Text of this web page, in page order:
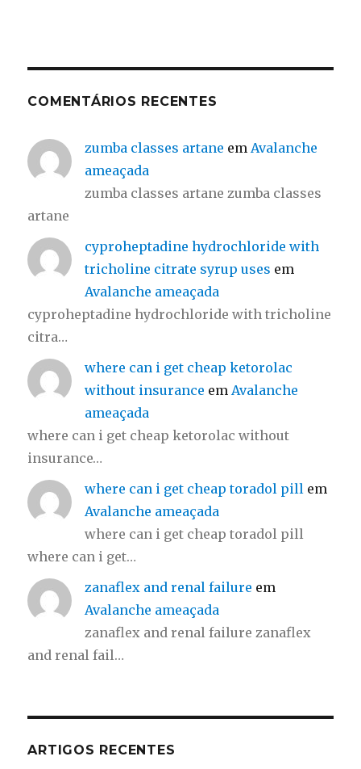
COMENTÁRIOS RECENTES
zumba classes artane em Avalanche
ameaçada
zumba classes artane zumba classes
artane
cyproheptadine hydrochloride with
tricholine citrate syrup uses em
Avalanche ameaçada
cyproheptadine hydrochloride with tricholine
citra…
where can i get cheap ketorolac
without insurance em Avalanche
ameaçada
where can i get cheap ketorolac without
insurance…
where can i get cheap toradol pill em
Avalanche ameaçada
where can i get cheap toradol pill
where can i get…
zanaflex and renal failure em
Avalanche ameaçada
zanaflex and renal failure zanaflex
and renal fail…
ARTIGOS RECENTES